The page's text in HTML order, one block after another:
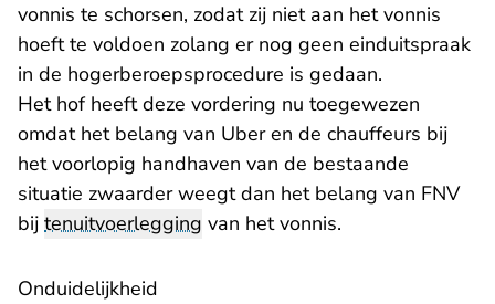
vonnis te schorsen, zodat zij niet aan het vonnis
hoeft te voldoen zolang er nog geen einduitspraak
in de hogerberoepsprocedure is gedaan.
Het hof heeft deze vordering nu toegewezen
omdat het belang van Uber en de chauffeurs bij
het voorlopig handhaven van de bestaande
situatie zwaarder weegt dan het belang van FNV
bij tenuitvoerlegging van het vonnis.
Onduidelijkheid